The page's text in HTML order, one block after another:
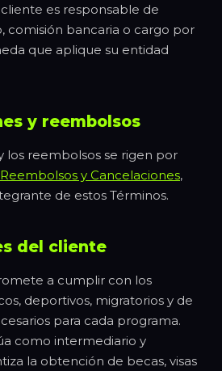
es responsable de
comisión bancaria o cargo por
que aplique su entidad
y reembolsos
los reembolsos se rigen por
y Cancelaciones,
de estos Términos.
del cliente
a cumplir con los
deportivos, migratorios y de
para cada programa.
como intermediario y
la obtención de becas, visas